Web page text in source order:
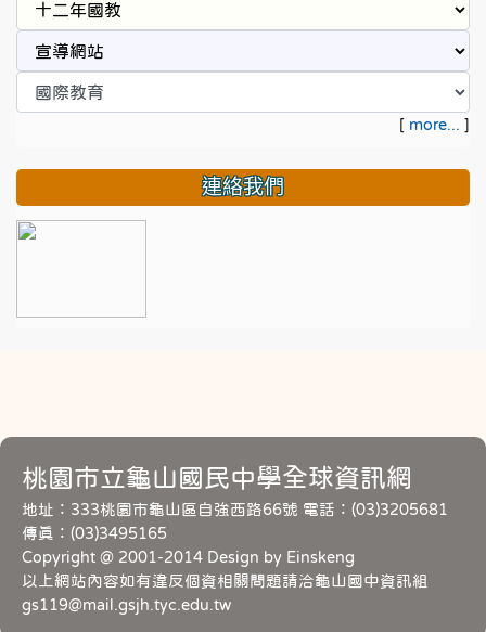
[ more... ]
連絡我們
桃園市立龜山國民中學全球資訊網
地址：333桃園市龜山區自強西路66號 電話：(03)3205681
傳真：(03)3495165
Copyright @ 2001-2014 Design by Einskeng
以上網站內容如有違反個資相關問題請洽龜山國中資訊組
gs119@mail.gsjh.tyc.edu.tw